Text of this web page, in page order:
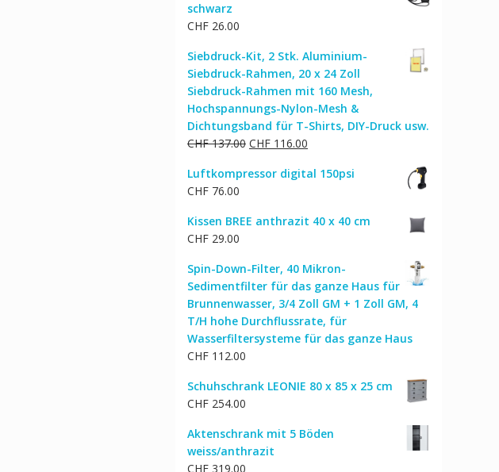
schwarz
CHF 26.00
Siebdruck-Kit, 2 Stk. Aluminium-
Siebdruck-Rahmen, 20 x 24 Zoll
Siebdruck-Rahmen mit 160 Mesh,
Hochspannungs-Nylon-Mesh &
Dichtungsband für T-Shirts, DIY-Druck usw.
CHF137.00 Ursprünglicher
war:
CHF 116.00
ist:
Luftkompressor digital 150psi
CHF 76.00
Kissen BREE anthrazit 40 x 40 cm
CHF 29.00
Spin-Down-Filter, 40 Mikron-
Sedimentfilter für das ganze Haus für
Brunnenwasser, 3/4 Zoll GM + 1 Zoll GM, 4
T/H hohe Durchflussrate, für
Wasserfiltersysteme für das ganze Haus
CHF 112.00
Schuhschrank LEONIE 80 x 85 x 25 cm
CHF 254.00
Aktenschrank mit 5 Böden
weiss/anthrazit
CHF 319.00